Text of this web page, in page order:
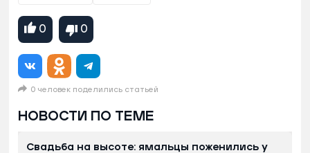
0 0
0 человек поделились статьей
НОВОСТИ ПО ТЕМЕ
Свадьба на высоте: ямальцы поженились у